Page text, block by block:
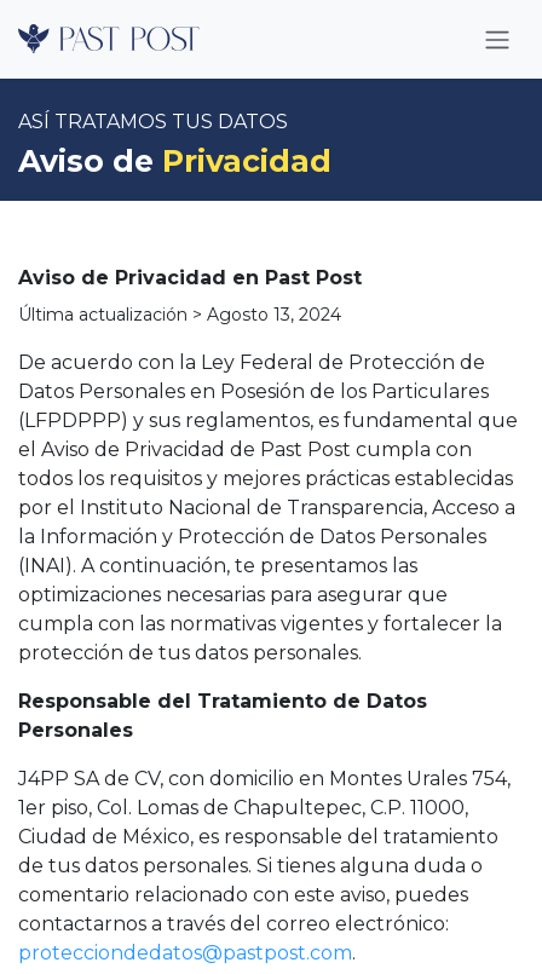
ASÍ TRATAMOS TUS DATOS
Aviso de Privacidad
Aviso de Privacidad en Past Post
Última actualización > Agosto 13, 2024
De acuerdo con la Ley Federal de Protección de
Datos Personales en Posesión de los Particulares
(LFPDPPP) y sus reglamentos, es fundamental que
el Aviso de Privacidad de Past Post cumpla con
todos los requisitos y mejores prácticas establecidas
por el Instituto Nacional de Transparencia, Acceso a
la Información y Protección de Datos Personales
(INAI). A continuación, te presentamos las
optimizaciones necesarias para asegurar que
cumpla con las normativas vigentes y fortalecer la
protección de tus datos personales.
Responsable del Tratamiento de Datos
Personales
J4PP SA de CV, con domicilio en Montes Urales 754,
1er piso, Col. Lomas de Chapultepec, C.P. 11000,
Ciudad de México, es responsable del tratamiento
de tus datos personales. Si tienes alguna duda o
comentario relacionado con este aviso, puedes
contactarnos a través del correo electrónico:
protecciondedatos@pastpost.com.